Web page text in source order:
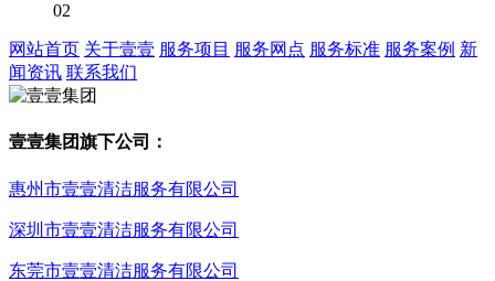
02
网站首页 关于壹壹 服务项目 服务网点 服务标准 服务案例 新
闻资讯 联系我们
壹壹集团旗下公司：
惠州市壹壹清洁服务有限公司
深圳市壹壹清洁服务有限公司
东莞市壹壹清洁服务有限公司